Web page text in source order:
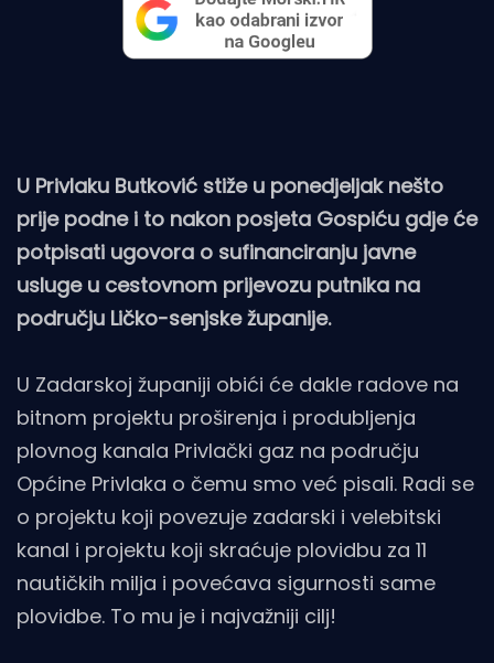
U Privlaku Butković stiže u ponedjeljak nešto
prije podne i to nakon posjeta Gospiću gdje će
potpisati ugovora o sufinanciranju javne
usluge u cestovnom prijevozu putnika na
području Ličko-senjske županije.
U Zadarskoj županiji obići će dakle radove na
bitnom projektu proširenja i produbljenja
plovnog kanala Privlački gaz na području
Općine Privlaka o čemu smo već pisali. Radi se
o projektu koji povezuje zadarski i velebitski
kanal i projektu koji skraćuje plovidbu za 11
nautičkih milja i povećava sigurnosti same
plovidbe. To mu je i najvažniji cilj!